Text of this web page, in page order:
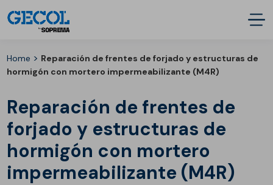
Home > Reparación de frentes de forjado y estructuras de
hormigón con mortero impermeabilizante (M4R)
Reparación de frentes de
forjado y estructuras de
hormigón con mortero
impermeabilizante (M4R)